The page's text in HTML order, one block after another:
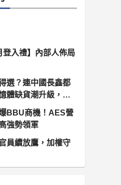
登入禮】內部人佈局
選？連中國長鑫都
體缺貨潮升級，南
噴發
BBU商機！AES營
強勢領軍
員續放鷹，加權守